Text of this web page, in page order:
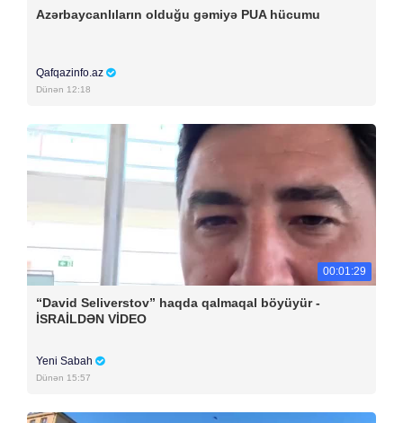
Azərbaycanlıların olduğu gəmiyə PUA hücumu
Qafqazinfo.az
Dünən 12:18
00:01:29
“David Seliverstov” haqda qalmaqal böyüyür -
İSRAİLDƏN VİDEO
Yeni Sabah
Dünən 15:57